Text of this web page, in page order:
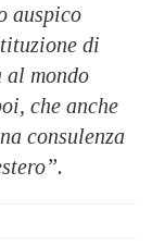
auspico
di
al mondo
che anche
consulenza